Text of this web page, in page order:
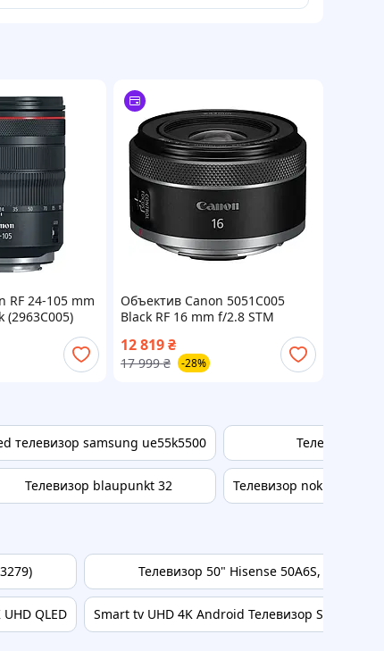
RF 24-105 mm
(2963C005)
Объектив Canon 5051C005
Black RF 16 mm f/2.8 STM
12 819₴
17 999 ₴ -28%
телевизор samsung ue55k5500
Телевизор blaupunkt 32
Телевизор lg
Телевизор nokia smart
QLED
Телевизор 50" Hisense 50A6S, Black/
Smart tv UHD 4K Android Телевизор Samsung